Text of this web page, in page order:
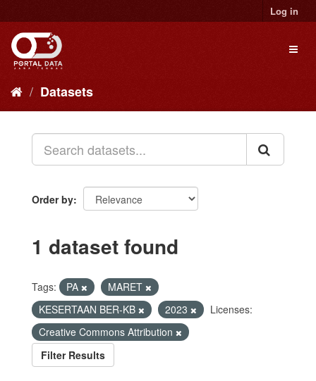
to
content
Log in
Datasets
Order by
1 dataset found
Tags: PA
MARET
KESERTAAN BER-KB
2023
Licenses:
Creative Commons Attribution
Filter Results